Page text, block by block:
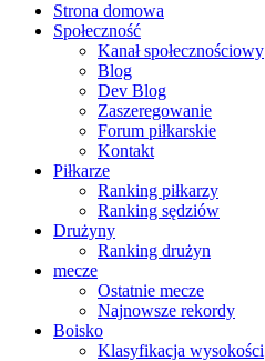
Strona domowa
Społeczność
Kanał społecznościowy
Blog
Dev Blog
Zaszeregowanie
Forum piłkarskie
Kontakt
Piłkarze
Ranking piłkarzy
Ranking sędziów
Drużyny
Ranking drużyn
mecze
Ostatnie mecze
Najnowsze rekordy
Boisko
Klasyfikacja wysokości